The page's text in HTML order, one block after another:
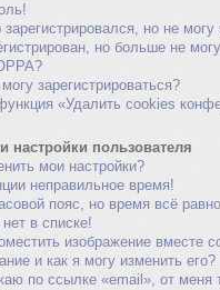
зарегистрировался, но не могу
но больше не
зарегистрироваться?
«Удалить cookies
настройки пользователя
мои настройки?
неправильное время!
пояс, но время всё
в списке!
изображение вместе
и как я могу изменить его?
по ссылке «email», от меня